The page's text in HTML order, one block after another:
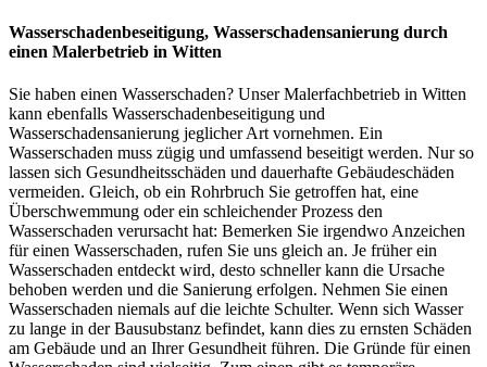
Wasserschadenbeseitigung, Wasserschadensanierung durch
einen Malerbetrieb in Witten
Sie haben einen Wasserschaden? Unser Malerfachbetrieb in Witten
kann ebenfalls Wasserschadenbeseitigung und
Wasserschadensanierung jeglicher Art vornehmen. Ein
Wasserschaden muss zügig und umfassend beseitigt werden. Nur so
lassen sich Gesundheitsschäden und dauerhafte Gebäudeschäden
vermeiden. Gleich, ob ein Rohrbruch Sie getroffen hat, eine
Überschwemmung oder ein schleichender Prozess den
Wasserschaden verursacht hat: Bemerken Sie irgendwo Anzeichen
für einen Wasserschaden, rufen Sie uns gleich an. Je früher ein
Wasserschaden entdeckt wird, desto schneller kann die Ursache
behoben werden und die Sanierung erfolgen. Nehmen Sie einen
Wasserschaden niemals auf die leichte Schulter. Wenn sich Wasser
zu lange in der Bausubstanz befindet, kann dies zu ernsten Schäden
am Gebäude und an Ihrer Gesundheit führen. Die Gründe für einen